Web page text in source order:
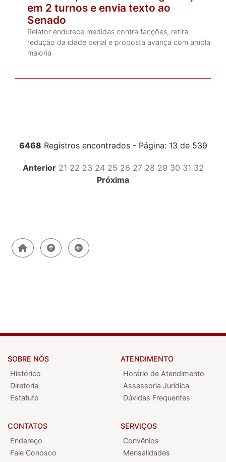
em 2 turnos e envia texto ao
Senado
Relator endurece medidas contra facções, retira
redução da idade penal e proposta avança com ampla
maioria
6468 Registros encontrados - Página: 13 de 539
Anterior 21 22 23 24 25 26 27 28 29 30 31 32
Próxima
SOBRE NÓS
Histórico
Diretoria
Estatuto
CONTATOS
Endereço
Fale Conosco
ATENDIMENTO
Horário de Atendimento
Assessoria Jurídica
Dúvidas Frequentes
SERVIÇOS
Convênios
Mensalidades